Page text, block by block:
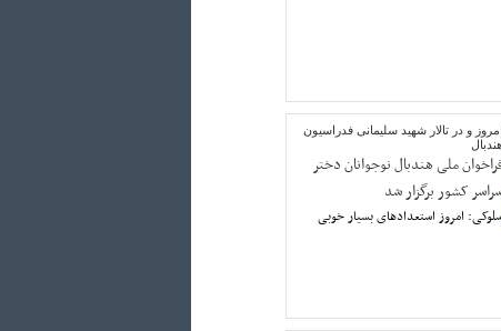
امروز و در تالار شهید سلیمانی فدراسیون
هندبال
ملی هندبال نوجوانان دختر
کشور برگزار شد
امروز استعدادهای بسیار خوبی